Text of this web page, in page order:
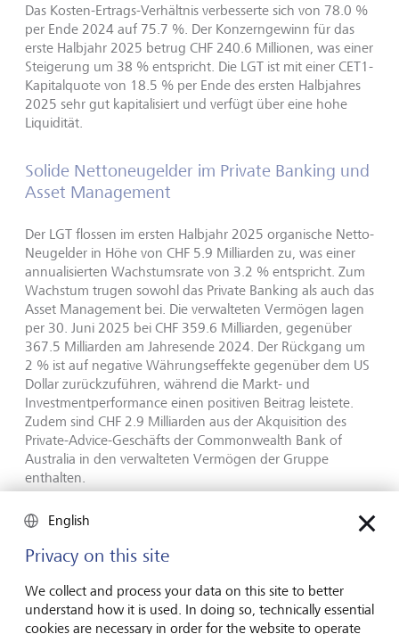
Das Kosten-Ertrags-Verhältnis verbesserte sich von 78.0 %
per Ende 2024 auf 75.7 %. Der Konzerngewinn für das
erste Halbjahr 2025 betrug CHF 240.6 Millionen, was einer
Steigerung um 38 % entspricht. Die LGT ist mit einer CET1-
Kapitalquote von 18.5 % per Ende des ersten Halbjahres
2025 sehr gut kapitalisiert und verfügt über eine hohe
Liquidität.
Solide Nettoneugelder im Private Banking und
Asset Management
Der LGT flossen im ersten Halbjahr 2025 organische Netto-
Neugelder in Höhe von CHF 5.9 Milliarden zu, was einer
annualisierten Wachstumsrate von 3.2 % entspricht. Zum
Wachstum trugen sowohl das Private Banking als auch das
Asset Management bei. Die verwalteten Vermögen lagen
per 30. Juni 2025 bei CHF 359.6 Milliarden, gegenüber
367.5 Milliarden am Jahresende 2024. Der Rückgang um
2 % ist auf negative Währungseffekte gegenüber dem US
Dollar zurückzuführen, während die Markt- und
Investmentperformance einen positiven Beitrag leistete.
Zudem sind CHF 2.9 Milliarden aus der Akquisition des
Private-Advice-Geschäfts der Commonwealth Bank of
Australia in den verwalteten Vermögen der Gruppe
enthalten.
Ausblick
Die LGT sieht sich mit ihren internationalen
Wachstumsinitiativen und digitalen Investitionen gut für
die Zukunft positioniert, der weitere Verlauf des Jahres
2025 bleibt angesichts der anhaltenden geopolitischen
English
Privacy on this site
We collect and process your data on this site to better
understand how it is used. In doing so, technically essential
cookies are necessary in order for the website to operate